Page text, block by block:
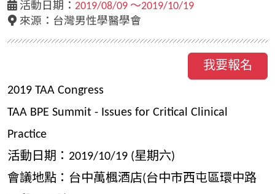
活動日期： 2019/08/09 ～2019/10/19
來源：台灣男性學醫學會
我要報名
2019 TAA Congress
TAA BPE Summit - Issues for Critical Clinical
Practice
活動日期：2019/10/19 (星期六)
會議地點：台中萬楓酒店(台中市西屯區環中路